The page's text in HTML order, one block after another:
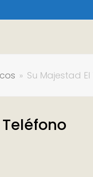
» Su Majestad